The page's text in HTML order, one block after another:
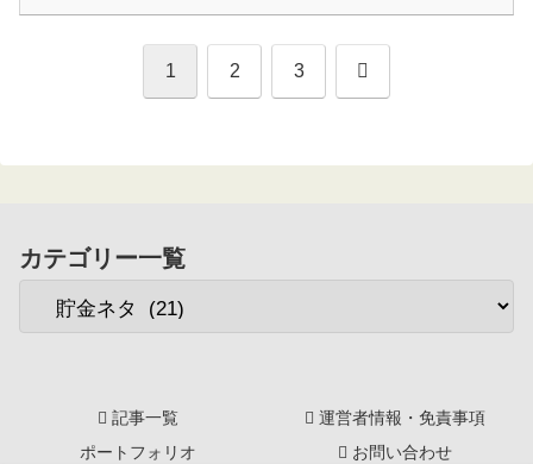
1 2 3 次
カテゴリー一覧
記事一覧
運営者情報・免責事項
ポートフォリオ
お問い合わせ